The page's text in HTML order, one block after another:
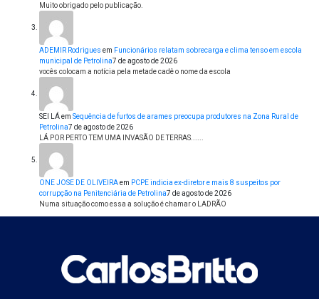
Muito obrigado pelo publicação.
ADEMIR Rodrigues em Funcionários relatam sobrecarga e clima tenso em escola
municipal de Petrolina7 de agosto de 2026
vocês colocam a notícia pela metade cadê o nome da escola
SEI LÁem Sequência de furtos de arames preocupa produtores na Zona Rural de
Petrolina7 de agosto de 2026
LÁ POR PERTO TEM UMA INVASÃO DE TERRAS......
ONE JOSE DE OLIVEIRAem PCPE indicia ex-diretor e mais 8 suspeitos por
corrupção na Penitenciária de Petrolina7 de agosto de 2026
Numa situação como essa a solução é chamar o LADRÃO